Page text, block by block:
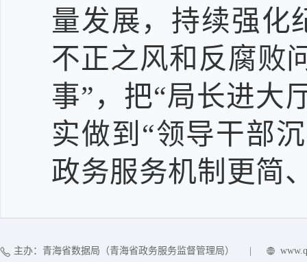
量发展，持续强化
不正之风和反腐败
事”，把“局长进大
实做到“领导干部
政务服务机制更简
主办：青海省数据局（青海省政务服务监督管理局）